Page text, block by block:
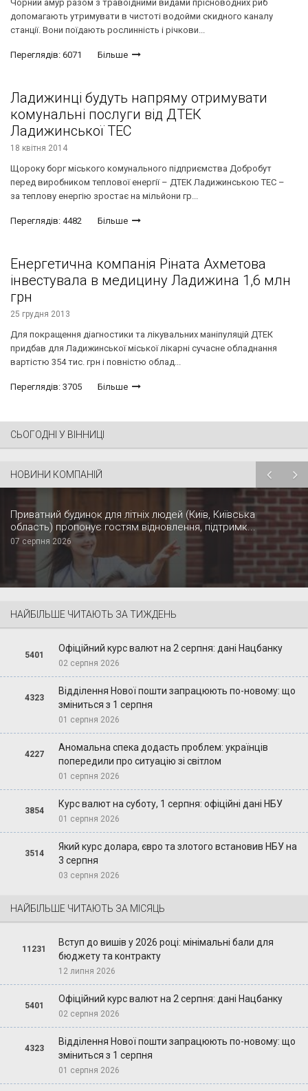
Чорний амур разом з травоїдними видами прісноводних риб
допомагають утримувати в чистоті водойми скидного каналу
станції. Вони поїдають рослинність і річкови...
Переглядів: 6071 Більше
Ладижинці будуть напряму отримувати
комунальні послуги від ДТЕК
Ладижинської ТЕС
18 квітня 2014
Щороку борг міського комунального підприємства Добробут
перед виробником теплової енергії – ДТЕК Ладижинською ТЕС –
за теплову енергію зростає на мільйони гр...
Переглядів: 4482 Більше
Енергетична компанія Ріната Ахметова
інвестувала в медицину Ладижина 1,6 млн
грн
25 грудня 2013
Для покращення діагностики та лікувальних маніпуляцій ДТЕК
придбав для Ладижинської міської лікарні сучасне обладнання
вартістю 354 тис. грн і повністю облад...
Переглядів: 3705 Більше
СЬОГОДНІ У ВІННИЦІ
НОВИНИ КОМПАНІЙ
Приватний будинок для літніх людей (Київ, Київська
область) пропонує гостям відновлення, підтримк...
07 серпня 2026
НАЙБІЛЬШЕ ЧИТАЮТЬ ЗА ТИЖДЕНЬ
5401
Офіційний курс валют на 2 серпня: дані Нацбанку
02 серпня 2026
4323
Відділення Нової пошти запрацюють по-новому: що
зміниться з 1 серпня
01 серпня 2026
4227
Аномальна спека додасть проблем: українців
попередили про ситуацію зі світлом
01 серпня 2026
3854
Курс валют на суботу, 1 серпня: офіційні дані НБУ
01 серпня 2026
3514
Який курс долара, євро та злотого встановив НБУ на
3 серпня
03 серпня 2026
НАЙБІЛЬШЕ ЧИТАЮТЬ ЗА МІСЯЦЬ
11231
Вступ до вишів у 2026 році: мінімальні бали для
бюджету та контракту
12 липня 2026
5401
Офіційний курс валют на 2 серпня: дані Нацбанку
02 серпня 2026
4323
Відділення Нової пошти запрацюють по-новому: що
зміниться з 1 серпня
01 серпня 2026